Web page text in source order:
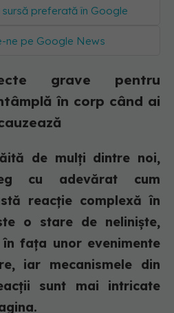
preferată în Google
ne pe Google News
grave pentru
în corp când ai
de mulți dintre noi,
cu adevărat cum
reacție complexă în
o stare de neliniște,
fața unor evenimente
iar mecanismele din
sunt mai intricate